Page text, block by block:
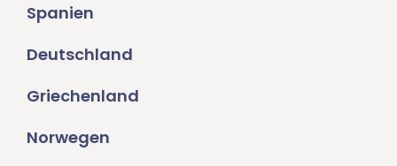
Spanien
Deutschland
Griechenland
Norwegen